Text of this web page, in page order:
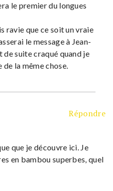
le premier du longues
ravie que ce soit un vraie
le message à Jean-
de suite craqué quand je
de la même chose.
Répondre
que je découvre ici. Je
en bambou superbes, quel